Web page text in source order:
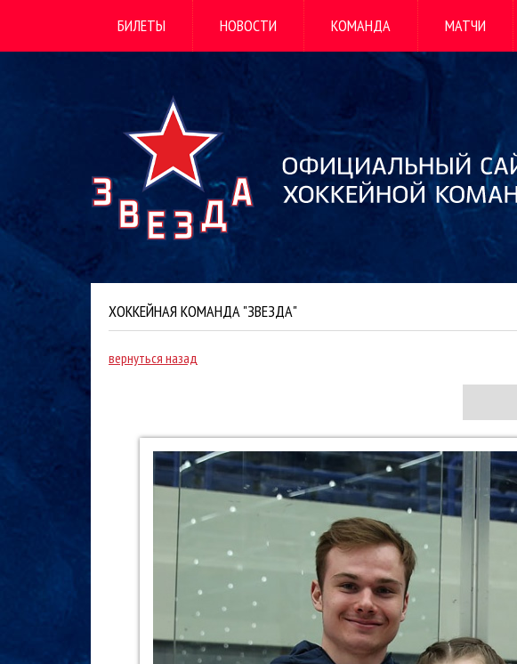
БИЛЕТЫ НОВОСТИ КОМАНДА МАТЧИ
ХОККЕЙНАЯ КОМАНДА "ЗВЕЗДА"
вернуться назад